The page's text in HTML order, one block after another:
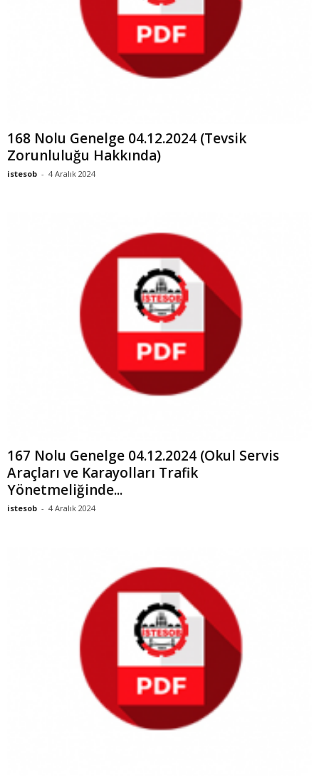
168 Nolu Genelge 04.12.2024 (Tevsik
Zorunluluğu Hakkında)
istesob - 4 Aralık 2024
167 Nolu Genelge 04.12.2024 (Okul Servis
Araçları ve Karayolları Trafik
Yönetmeliğinde...
istesob - 4 Aralık 2024